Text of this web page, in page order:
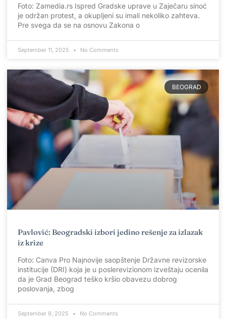
Foto: Zamedia.rs Ispred Gradske uprave u Zaječaru sinoć
je održan protest, a okupljeni su imali nekoliko zahteva.
Pre svega da se na osnovu Zakona o
September 11, 2025 No Comments
BEOGRAD
Pavlović: Beogradski izbori jedino rešenje za izlazak
iz krize
Foto: Canva Pro Najnovije saopštenje Državne revizorske
institucije (DRI) koja je u poslerevizionom izveštaju ocenila
da je Grad Beograd teško kršio obavezu dobrog
poslovanja, zbog
September 9, 2025 No Comments